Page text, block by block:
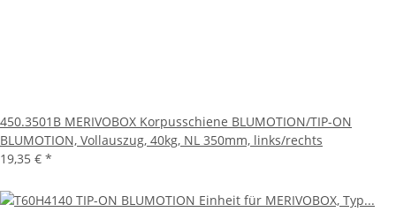
450.3501B MERIVOBOX Korpusschiene BLUMOTION/TIP-ON
BLUMOTION, Vollauszug, 40kg, NL 350mm, links/rechts
19,35 € *